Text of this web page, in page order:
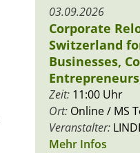
03.09.2026
Corporate
Switzerland
Businesses,
Zeit: 11:00 Uhr
Ort: Online / MS
Veranstalter:
Mehr Infos